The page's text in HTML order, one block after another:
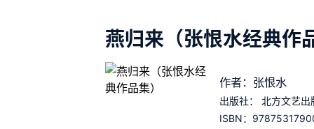
燕归来（张恨水经典作
作者：张恨水
出版社：
北方文艺出
ISBN：